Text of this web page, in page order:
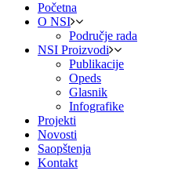
Početna
O NSI
Područje rada
NSI Proizvodi
Publikacije
Opeds
Glasnik
Infografike
Projekti
Novosti
Saopštenja
Kontakt